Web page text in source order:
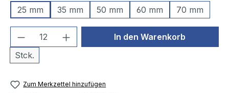
25 mm
35 mm 50 mm 60 mm 70 mm
Produkt Anzahl: Gib den
Stck.
In den Warenkorb
Zum Merkzettel hinzufügen